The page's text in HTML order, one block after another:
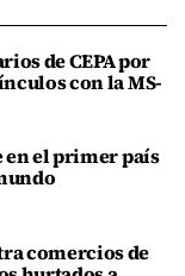
de CEPA por
con la MS-
en el primer país
comercios de